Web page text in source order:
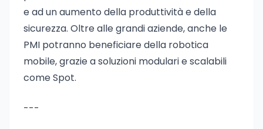
e ad un aumento della produttività e della
sicurezza. Oltre alle grandi aziende, anche le
PMI potranno beneficiare della robotica
mobile, grazie a soluzioni modulari e scalabili
come Spot.
---